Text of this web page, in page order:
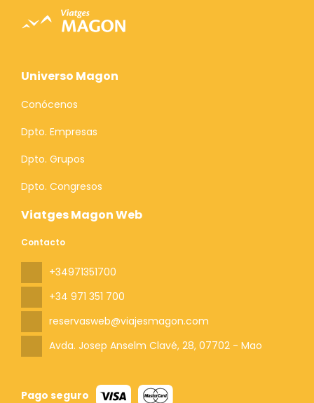
Viatges Magon Web
Contacto
+34971351700
+34 971 351 700
reservasweb@viajesmagon.com
Avda. Josep Anselm Clavé, 28, 07702 - Mao
Pago seguro
Universo Magon
Conócenos
Dpto. Empresas
Dpto. Grupos
Dpto. Congresos